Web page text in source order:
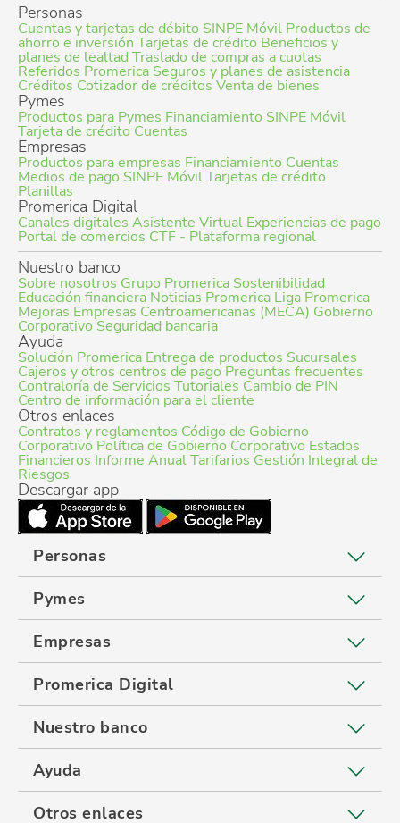
Personas
Cuentas y tarjetas de débito SINPE Móvil Productos de
ahorro e inversión Tarjetas de crédito Beneficios y
planes de lealtad Traslado de compras a cuotas
Referidos Promerica Seguros y planes de asistencia
Créditos Cotizador de créditos Venta de bienes
Pymes
Productos para Pymes Financiamiento SINPE Móvil
Tarjeta de crédito Cuentas
Empresas
Productos para empresas Financiamiento Cuentas
Medios de pago SINPE MóvilTarjetas de crédito
Planillas
Promerica Digital
Canales digitales Asistente Virtual Experiencias de pago
Portal de comercios CTF - Plataforma regional
Nuestro banco
Sobre nosotros Grupo Promerica Sostenibilidad
Educación financiera Noticias Promerica Liga Promerica
Mejoras Empresas Centroamericanas (MECA) Gobierno
Corporativo Seguridad bancaria
Ayuda
Solución Promerica Entrega de productos Sucursales
Cajeros y otros centros de pago Preguntas frecuentes
Contraloría de Servicios Tutoriales Cambio de PIN
Centro de información para el cliente
Otros enlaces
Contratos y reglamentos Código de Gobierno
Corporativo Política de Gobierno Corporativo Estados
Financieros Informe AnualTarifarios Gestión Integral de
Riesgos
Descargar app
Personas
Pymes
Empresas
Promerica Digital
Nuestro banco
Ayuda
Otros enlaces